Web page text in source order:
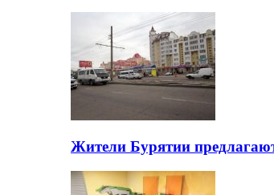
Жители Бурятии